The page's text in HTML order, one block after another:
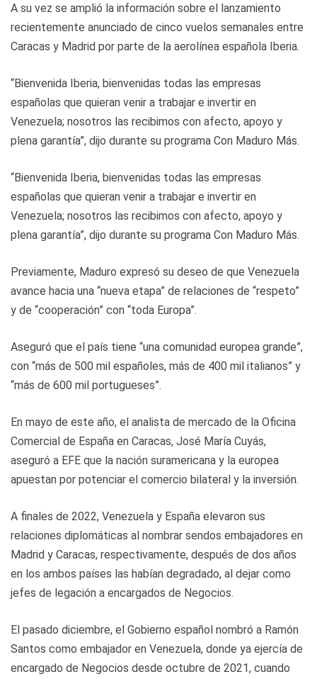
A su vez se amplió la información sobre el lanzamiento
recientemente anunciado de cinco vuelos semanales entre
Caracas y Madrid por parte de la aerolínea española Iberia.
“Bienvenida Iberia, bienvenidas todas las empresas
españolas que quieran venir a trabajar e invertir en
Venezuela; nosotros las recibimos con afecto, apoyo y
plena garantía”, dijo durante su programa Con Maduro Más.
“Bienvenida Iberia, bienvenidas todas las empresas
españolas que quieran venir a trabajar e invertir en
Venezuela; nosotros las recibimos con afecto, apoyo y
plena garantía”, dijo durante su programa Con Maduro Más.
Previamente, Maduro expresó su deseo de que Venezuela
avance hacia una “nueva etapa” de relaciones de “respeto”
y de “cooperación” con “toda Europa”.
Aseguró que el país tiene “una comunidad europea grande”,
con “más de 500 mil españoles, más de 400 mil italianos” y
“más de 600 mil portugueses”.
En mayo de este año, el analista de mercado de la Oficina
Comercial de España en Caracas, José María Cuyás,
aseguró a EFE que la nación suramericana y la europea
apuestan por potenciar el comercio bilateral y la inversión.
A finales de 2022, Venezuela y España elevaron sus
relaciones diplomáticas al nombrar sendos embajadores en
Madrid y Caracas, respectivamente, después de dos años
en los ambos países las habían degradado, al dejar como
jefes de legación a encargados de Negocios.
El pasado diciembre, el Gobierno español nombró a Ramón
Santos como embajador en Venezuela, donde ya ejercía de
encargado de Negocios desde octubre de 2021, cuando